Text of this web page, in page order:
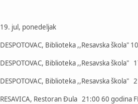
19. jul, ponedeljak
DESPOTOVAC, Biblioteka ,,Resavska
DESPOTOVAC, Biblioteka ,,Resavska
DESPOTOVAC, Biblioteka ,,Resavska
RESAVICA, Restoran Đula 21:00 60 godina